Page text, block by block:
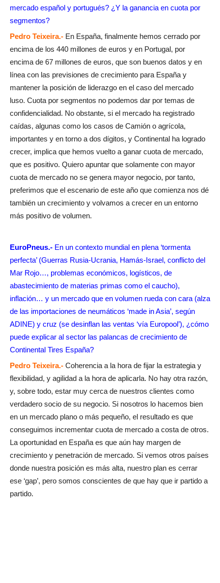
mercado español y portugués? ¿Y la ganancia en cuota por
segmentos?
Pedro Teixeira.- En España, finalmente hemos cerrado por
encima de los 440 millones de euros y en Portugal, por
encima de 67 millones de euros, que son buenos datos y en
línea con las previsiones de crecimiento para España y
mantener la posición de liderazgo en el caso del mercado
luso. Cuota por segmentos no podemos dar por temas de
confidencialidad. No obstante, si el mercado ha registrado
caídas, algunas como los casos de Camión o agrícola,
importantes y en torno a dos dígitos, y Continental ha logrado
crecer, implica que hemos vuelto a ganar cuota de mercado,
que es positivo. Quiero apuntar que solamente con mayor
cuota de mercado no se genera mayor negocio, por tanto,
preferimos que el escenario de este año que comienza nos dé
también un crecimiento y volvamos a crecer en un entorno
más positivo de volumen.
EuroPneus.- En un contexto mundial en plena ‘tormenta
perfecta’ (Guerras Rusia-Ucrania, Hamás-Israel, conflicto del
Mar Rojo…, problemas económicos, logísticos, de
abastecimiento de materias primas como el caucho),
inflación… y un mercado que en volumen rueda con cara (alza
de las importaciones de neumáticos ‘made in Asia’, según
ADINE) y cruz (se desinflan las ventas ‘vía Europool’), ¿cómo
puede explicar al sector las palancas de crecimiento de
Continental Tires España?
Pedro Teixeira.- Coherencia a la hora de fijar la estrategia y
flexibilidad, y agilidad a la hora de aplicarla. No hay otra razón,
y, sobre todo, estar muy cerca de nuestros clientes como
verdadero socio de su negocio. Si nosotros lo hacemos bien
en un mercado plano o más pequeño, el resultado es que
conseguimos incrementar cuota de mercado a costa de otros.
La oportunidad en España es que aún hay margen de
crecimiento y penetración de mercado. Si vemos otros países
donde nuestra posición es más alta, nuestro plan es cerrar
ese ‘gap’, pero somos conscientes de que hay que ir partido a
partido.